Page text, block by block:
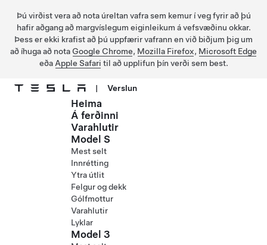
Þú virðist vera að nota úreltan vafra sem kemur í veg fyrir að þú
hafir aðgang að margvíslegum eiginleikum á vefsvæðinu okkar.
Þess er ekki krafist að þú uppfærir vafrann en við biðjum þig um
að íhuga að nota Google Chrome, Mozilla Firefox, Microsoft Edge
eða Apple Safari til að upplifun þín verði sem best.
| Verslun
Heima
Á ferðinni
Varahlutir
Model S
Mest selt
Innrétting
Ytra útlit
Felgur og dekk
Gólfmottur
Varahlutir
Lyklar
Model 3